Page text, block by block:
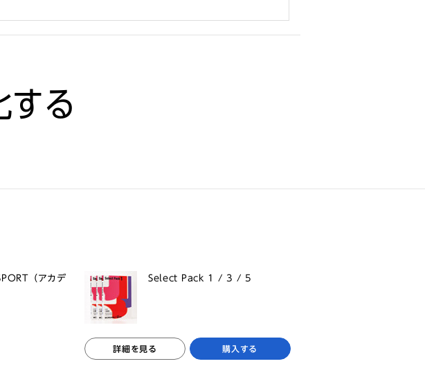
する
（アカデ
Select Pack 1 / 3 / 5
詳細を見る 購入する